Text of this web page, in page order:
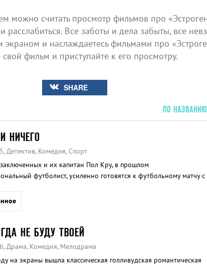
можно считать просмотр фильмов про
расслабиться. Все заботы и дела забыты, все
и наслаждаетесь фильмами про
фильм и приступайте к его просмотру.
SHARE
ПО НАЗВАНИЮ
НИЧЕГО
Детектив, Комедия, Спорт
и их капитан Пол Кру, в прошлом
футболист, усиленно готовятся к футбольному матчу с
НЕ БУДУ ТВОЕЙ
Драма, Комедия, Мелодрама
на экраны вышла классическая голливудская романтическая